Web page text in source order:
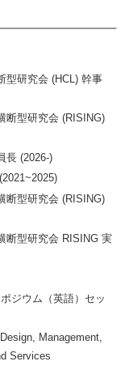
型研究会 (HCL) 幹事
断型研究会 (RISING)
長 (2026-)
断型研究会 (RISING)
断型研究会 RISING 実
ジウム（英語）セッ
Management,
Services